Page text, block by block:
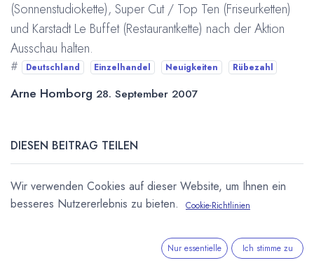
(Sonnenstudiokette), Super Cut / Top Ten (Friseurketten)
und Karstadt Le Buffet (Restaurantkette) nach der Aktion
Ausschau halten.
# Deutschland Einzelhandel Neuigkeiten Rübezahl
Arne Homborg 28. September 2007
DIESEN BEITRAG TEILEN
Wir verwenden Cookies auf dieser Website, um Ihnen ein
besseres Nutzererlebnis zu bieten.
Cookie-Richtlinien
Nur essentielle Ich stimme zu